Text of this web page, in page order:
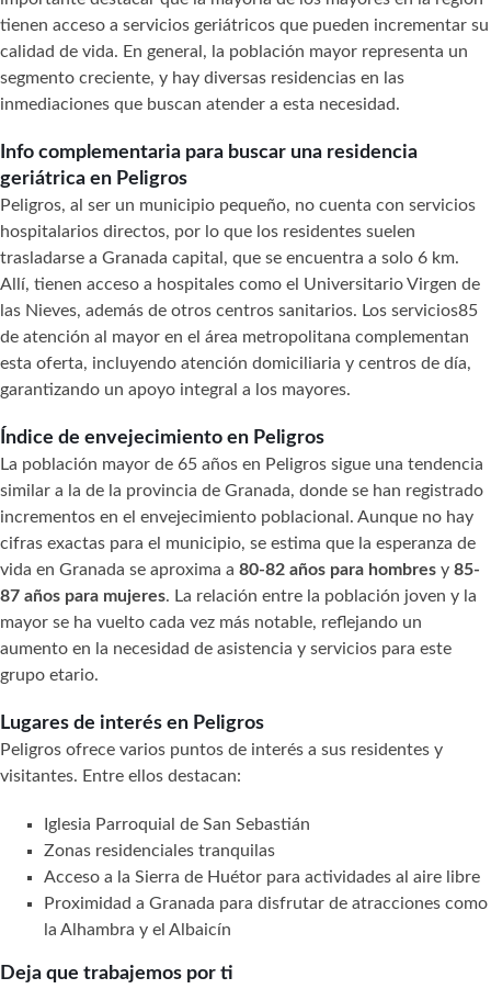
tienen acceso a servicios geriátricos que pueden incrementar su
calidad de vida. En general, la población mayor representa un
segmento creciente, y hay diversas residencias en las
inmediaciones que buscan atender a esta necesidad.
Info complementaria para buscar una residencia
geriátrica en Peligros
Peligros, al ser un municipio pequeño, no cuenta con servicios
hospitalarios directos, por lo que los residentes suelen
trasladarse a Granada capital, que se encuentra a solo 6 km.
Allí, tienen acceso a hospitales como el Universitario Virgen de
las Nieves, además de otros centros sanitarios. Los servicios85
de atención al mayor en el área metropolitana complementan
esta oferta, incluyendo atención domiciliaria y centros de día,
garantizando un apoyo integral a los mayores.
Índice de envejecimiento en Peligros
La población mayor de 65 años en Peligros sigue una tendencia
similar a la de la provincia de Granada, donde se han registrado
incrementos en el envejecimiento poblacional. Aunque no hay
cifras exactas para el municipio, se estima que la esperanza de
vida en Granada se aproxima a 80-82 años para hombres y 85-
87 años para mujeres. La relación entre la población joven y la
mayor se ha vuelto cada vez más notable, reflejando un
aumento en la necesidad de asistencia y servicios para este
grupo etario.
Lugares de interés en Peligros
Peligros ofrece varios puntos de interés a sus residentes y
visitantes. Entre ellos destacan:
Iglesia Parroquial de San Sebastián
Zonas residenciales tranquilas
Acceso a la Sierra de Huétor para actividades al aire libre
Proximidad a Granada para disfrutar de atracciones como
la Alhambra y el Albaicín
Deja que trabajemos por ti